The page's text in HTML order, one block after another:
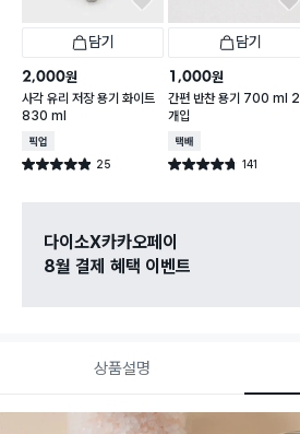
담기
2,000원
사각 유리 저장 용기 화이트
830 ml
매장픽업
별점 4.9점 25
건 작성
담기
1,000원
간편 반찬 용기 700 ml 2
개입
택배배송
별점 4.7점 141
건 작성
관심 있는 신상 입고
무료로 알림 받기
상품설명